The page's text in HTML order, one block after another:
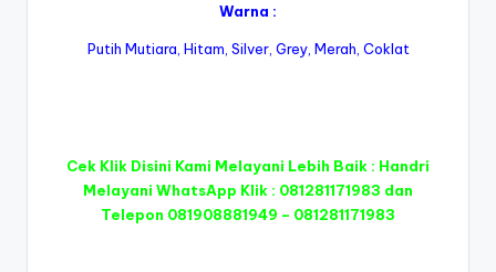
Warna :
Putih Mutiara, Hitam, Silver, Grey, Merah, Coklat
Cek Klik Disini Kami Melayani Lebih Baik : Handri
Melayani WhatsApp Klik : 081281171983 dan
Telepon 081908881949 – 081281171983